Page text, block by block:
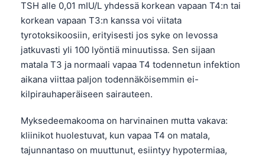
TSH alle 0,01 mIU/L yhdessä korkean vapaan T4:n tai
korkean vapaan T3:n kanssa voi viitata
tyrotoksikoosiin, erityisesti jos syke on levossa
jatkuvasti yli 100 lyöntiä minuutissa. Sen sijaan
matala T3 ja normaali vapaa T4 todennetun infektion
aikana viittaa paljon todennäköisemmin ei-
kilpirauhaperäiseen sairauteen.
Myksedeemakooma on harvinainen mutta vakava:
kliinikot huolestuvat, kun vapaa T4 on matala,
tajunnantaso on muuttunut, esiintyy hypotermiaa,
Tagalog
ไทย
ភាសាខ្មែរ
Kiswahili
አማርኛ
Українська
O‘zbekcha